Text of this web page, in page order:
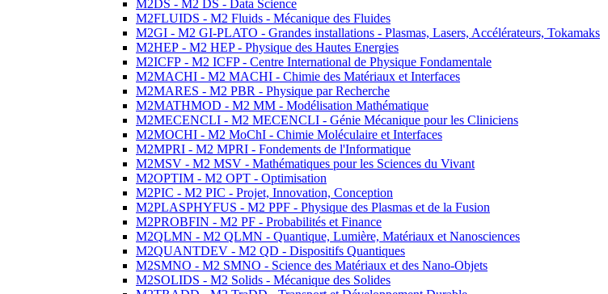
M2DS - M2 DS - Data Science
M2FLUIDS - M2 Fluids - Mécanique des Fluides
M2GI - M2 GI-PLATO - Grandes installations - Plasmas, Lasers, Accélérateurs, Tokamaks
M2HEP - M2 HEP - Physique des Hautes Energies
M2ICFP - M2 ICFP - Centre International de Physique Fondamentale
M2MACHI - M2 MACHI - Chimie des Matériaux et Interfaces
M2MARES - M2 PBR - Physique par Recherche
M2MATHMOD - M2 MM - Modélisation Mathématique
M2MECENCLI - M2 MECENCLI - Génie Mécanique pour les Cliniciens
M2MOCHI - M2 MoChI - Chimie Moléculaire et Interfaces
M2MPRI - M2 MPRI - Fondements de l'Informatique
M2MSV - M2 MSV - Mathématiques pour les Sciences du Vivant
M2OPTIM - M2 OPT - Optimisation
M2PIC - M2 PIC - Projet, Innovation, Conception
M2PLASPHYFUS - M2 PPF - Physique des Plasmas et de la Fusion
M2PROBFIN - M2 PF - Probabilités et Finance
M2QLMN - M2 QLMN - Quantique, Lumière, Matériaux et Nanosciences
M2QUANTDEV - M2 QD - Dispositifs Quantiques
M2SMNO - M2 SMNO - Science des Matériaux et des Nano-Objets
M2SOLIDS - M2 Solids - Mécanique des Solides